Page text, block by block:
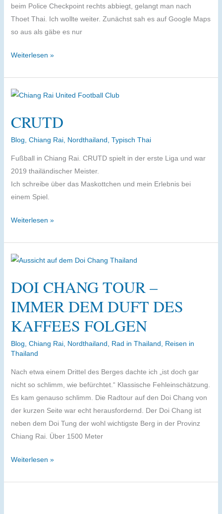
beim Police Checkpoint rechts abbiegt, gelangt man nach
Thoet Thai. Ich wollte weiter. Zunächst sah es auf Google Maps
so aus als gäbe es nur
Im
Eck
der
Chiang
–
eine
Runde
in
den
Plantagen
Thai
Weiterlesen »
CRUTD
Blog Chiang Rai, Nordthailand Typisch Thai
Fußball in Chiang Rai. CRUTD spielt in der erste Liga und war
2019 thailändischer Meister.
Ich schreibe über das Maskottchen und mein Erlebnis bei
einem Spiel.
CRUTD
Weiterlesen »
DOI CHANG TOUR –
IMMER DEM DUFT DES
KAFFEES FOLGEN
Blog Chiang Rai, Nordthailand Rad in Thailand
Reisen in
Thailand
Nach etwa einem Drittel des Berges dachte ich „ist doch gar
nicht so schlimm, wie befürchtet.“ Klassische Fehleinschätzung.
Es kam genauso schlimm. Die Radtour auf den Doi Chang von
der kurzen Seite war echt herausfordernd. Der Doi Chang ist
neben dem Doi Tung der wohl wichtigste Berg in der Provinz
Chiang Rai. Über 1500 Meter
Doi
Tour
Weiterlesen »